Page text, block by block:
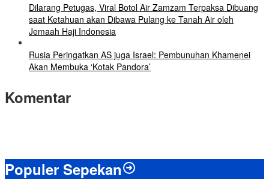
Dilarang Petugas, Viral Botol Air Zamzam Terpaksa Dibuang
saat Ketahuan akan Dibawa Pulang ke Tanah Air oleh
Jemaah Haji Indonesia
Rusia Peringatkan AS juga Israel: Pembunuhan Khamenei
Akan Membuka ‘Kotak Pandora’
Komentar
Populer Sepekan